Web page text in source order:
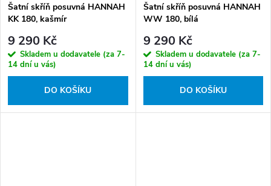
Šatní skříň posuvná HANNAH
KK 180, kašmír
9 290 Kč
Skladem u dodavatele (za 7-
14 dní u vás)
DO KOŠÍKU
Šatní skříň posuvná HANNAH
WW 180, bílá
9 290 Kč
Skladem u dodavatele (za 7-
14 dní u vás)
DO KOŠÍKU